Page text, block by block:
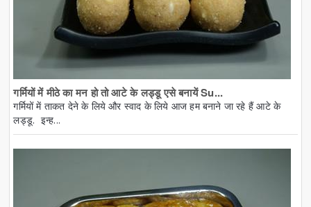
गर्मियों में मीठे का मन हो तो आटे के लड्डू एसे बनायें Su...
गर्मियों में ताकत देने के लिये और स्वाद के लिये आज हम बनाने जा रहे हैं आटे के
लड्डू. इन्ह...